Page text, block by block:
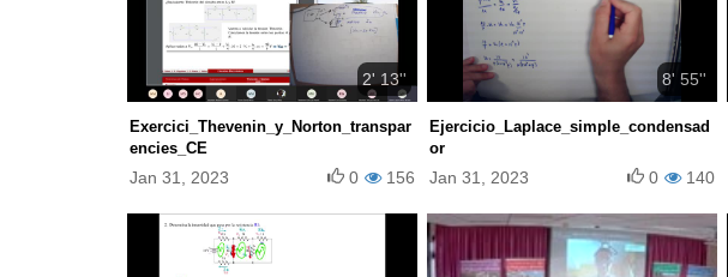
2' 13''
Exercici_Thevenin_y_Norton_transpar
encies_CE
Jan 31, 2023 156
0
8' 55''
Ejercicio_Laplace_simple_condensad
or
Jan 31, 2023 140
0